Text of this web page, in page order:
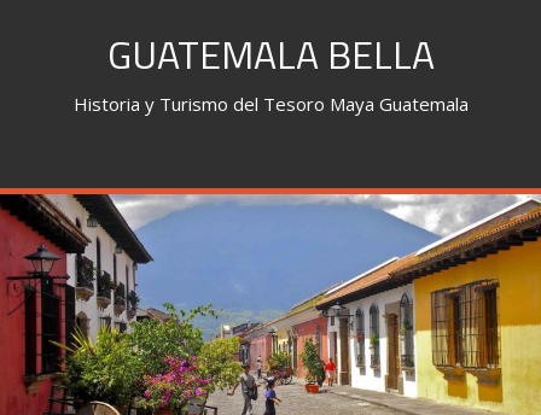
GUATEMALA BELLA
Historia y Turismo del Tesoro Maya Guatemala